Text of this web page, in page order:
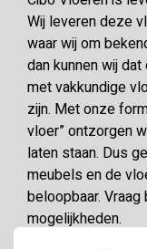
Wij leveren deze
waar wij om
dan kunnen wij
met vakkundige
zijn. Met onze
vloer” ontzorgen
laten staan. Dus
meubels en de
beloopbaar. Vraag
mogelijkheden.